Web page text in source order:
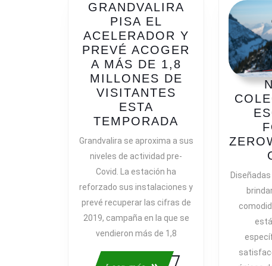
GRANDVALIRA
PISA EL
ACELERADOR Y
PREVÉ ACOGER
A MÁS DE 1,8
MILLONES DE
VISITANTES
ESTA
TEMPORADA
ACELERADOR
PREVÉ
ACOGER
A
1,8
Grandvalira se aproxima a sus
niveles de actividad pre-
Covid. La estación ha
reforzado sus instalaciones y
prevé recuperar las cifras de
2019, campaña en la que se
vendieron más de 1,8